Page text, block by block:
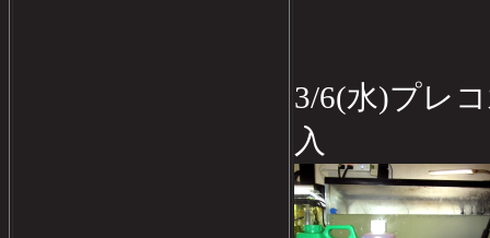
3/6(水)プレ
入